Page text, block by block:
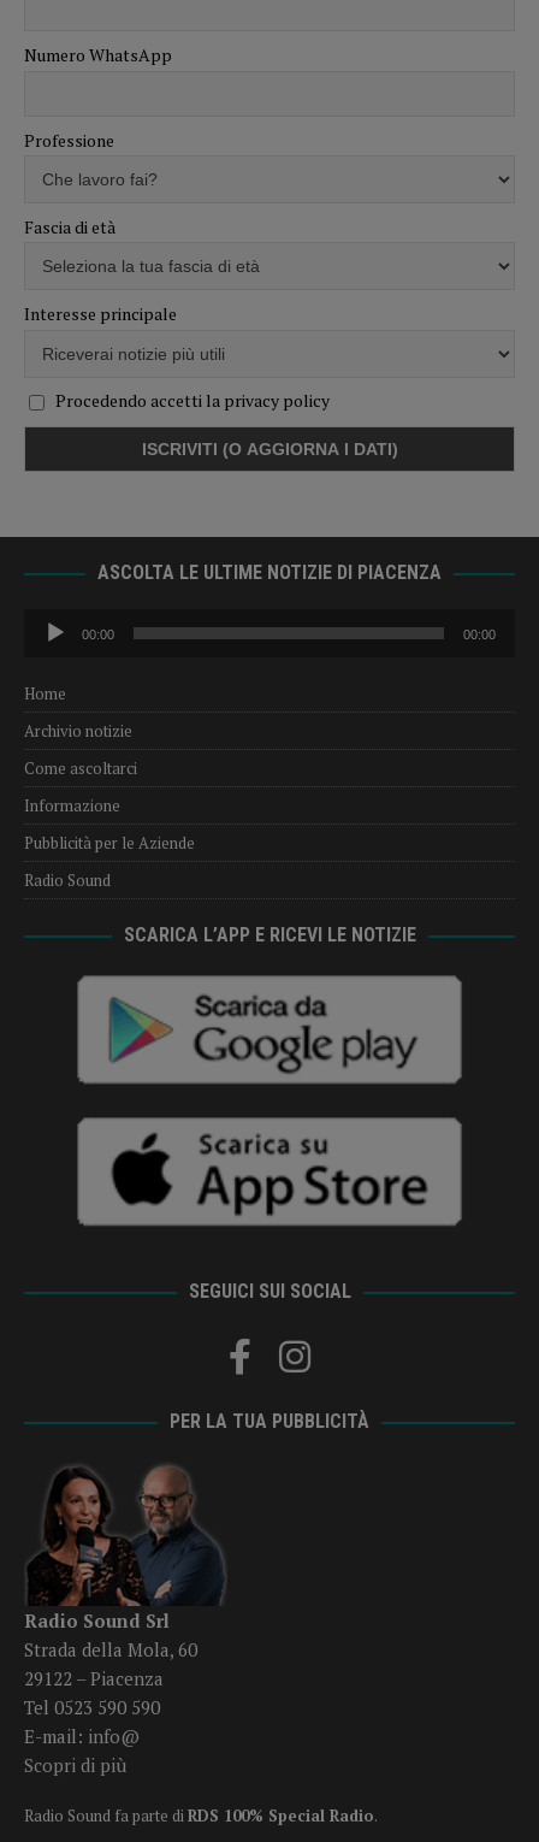
Numero WhatsApp
Professione
Fascia di età
Interesse principale
Procedendo accetti la privacy policy
ASCOLTA LE ULTIME NOTIZIE DI PIACENZA
Audio
Player
00:00 00:00
Home
Archivio notizie
Come ascoltarci
Informazione
Pubblicità per le Aziende
Radio Sound
SCARICA L’APP E RICEVI LE NOTIZIE
SEGUICI SUI SOCIAL
PER LA TUA PUBBLICITÀ
Radio Sound Srl
Strada della Mola, 60
29122 – Piacenza
Tel 0523 590 590
E-mail: info@
Scopri di più
Radio Sound fa parte diRDS 100% Special Radio.